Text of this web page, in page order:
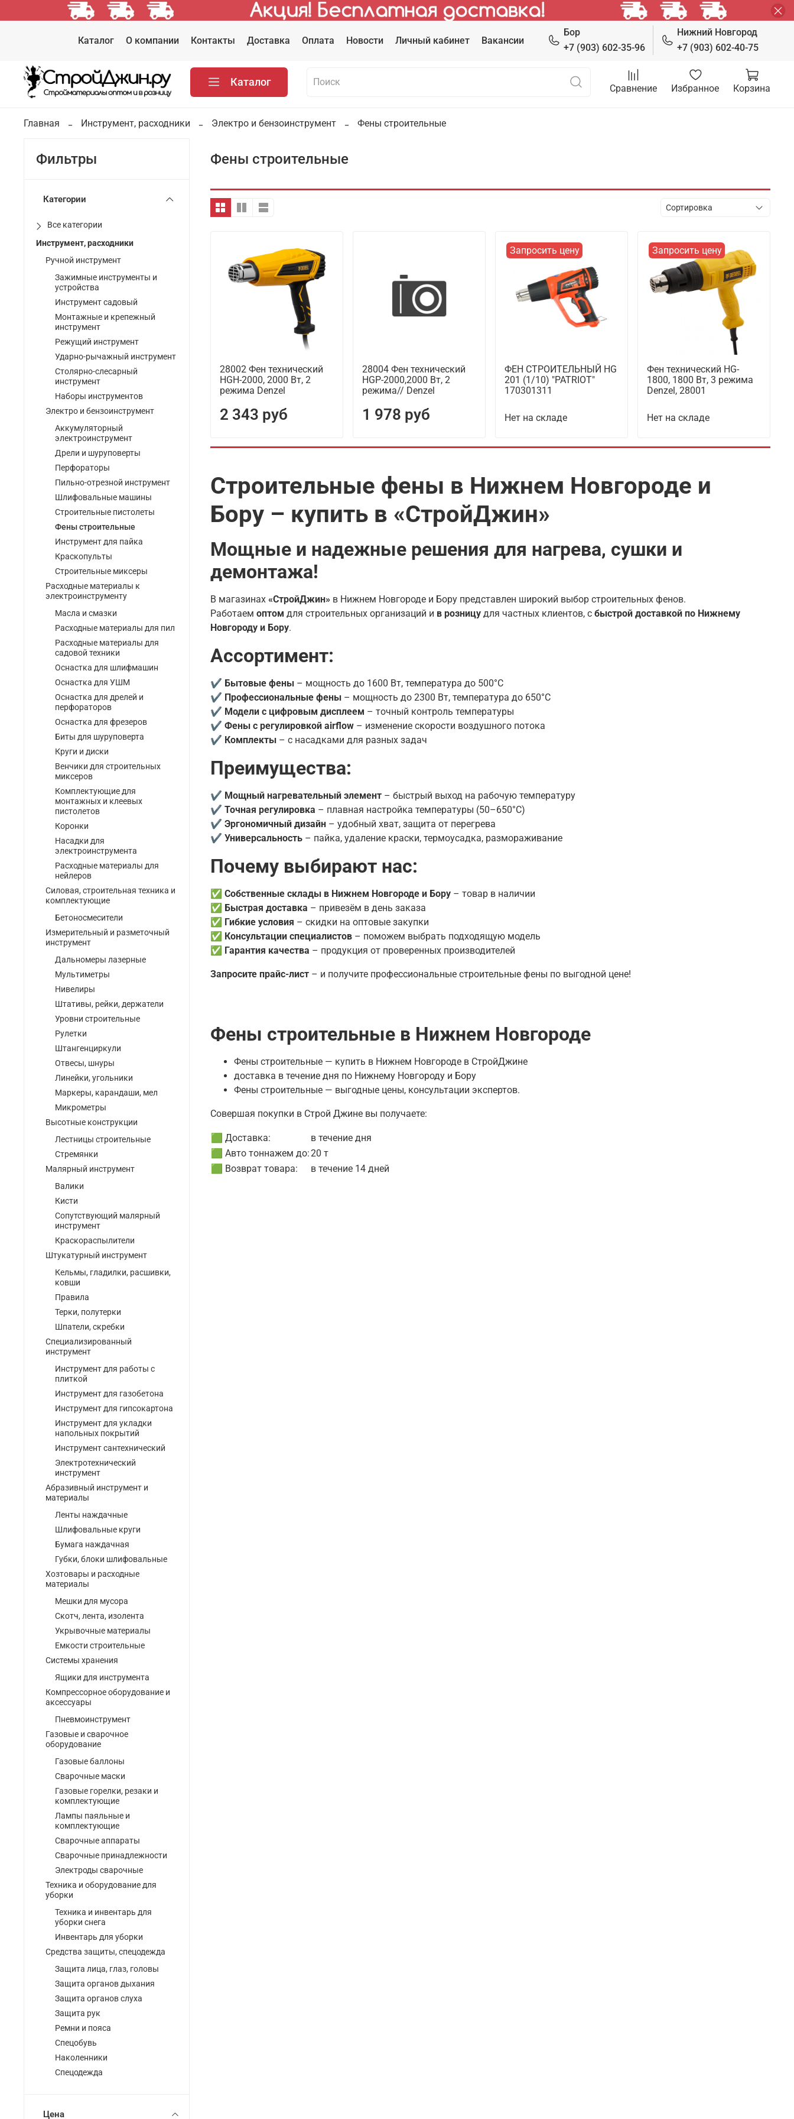
Каталог О компании Контакты Доставка Оплата Новости Личный кабинет Вакансии
Бор
+7 (903) 602-35-96
Нижний Новгород
+7 (903) 602-40-75
Каталог
Сравнение Избранное Корзина
Главная Инструмент, расходники Электро и бензоинструмент Фены строительные
Фены строительные
28002 Фен технический
HGH-2000, 2000 Вт, 2
режима Denzel
2 343 руб
28004 Фен технический
HGP-2000,2000 Вт, 2
режима// Denzel
1 978 руб
Запросить цену
ФЕН СТРОИТЕЛЬНЫЙ HG
201 (1/10) "PATRIOT"
170301311
Нет на складе
Запросить цену
Фен технический HG-
1800, 1800 Вт, 3 режима
Denzel, 28001
Нет на складе
Строительные фены в Нижнем Новгороде и
Бору – купить в «СтройДжин»
Мощные и надежные решения для нагрева, сушки и
демонтажа!
В магазинах «СтройДжин» в Нижнем Новгороде и Бору представлен широкий выбор строительных фенов.
Работаем оптом для строительных организаций и в розницу для частных клиентов, с быстрой доставкой по Нижнему
Новгороду и Бору.
Ассортимент:
✔ Бытовые фены – мощность до 1600 Вт, температура до 500°C
✔ Профессиональные фены – мощность до 2300 Вт, температура до 650°C
✔ Модели с цифровым дисплеем – точный контроль температуры
✔ Фены с регулировкой airflow – изменение скорости воздушного потока
✔ Комплекты – с насадками для разных задач
Преимущества:
✔ Мощный нагревательный элемент – быстрый выход на рабочую температуру
✔ Точная регулировка – плавная настройка температуры (50–650°C)
✔ Эргономичный дизайн – удобный хват, защита от перегрева
✔ Универсальность – пайка, удаление краски, термоусадка, размораживание
Почему выбирают нас:
✅ Собственные склады в Нижнем Новгороде и Бору – товар в наличии
✅ Быстрая доставка – привезём в день заказа
✅ Гибкие условия – скидки на оптовые закупки
✅ Консультации специалистов – поможем выбрать подходящую модель
✅ Гарантия качества – продукция от проверенных производителей
Запросите прайс-лист – и получите профессиональные строительные фены по выгодной цене!
Фены строительные в Нижнем Новгороде
Фены строительные — купить в Нижнем Новгороде в СтройДжине
доставка в течение дня по Нижнему Новгороду и Бору
Фены строительные — выгодные цены, консультации экспертов.
Совершая покупки в Строй Джине вы получаете:
🟩 Доставка:
в течение дня
🟩 Авто тоннажем до:20 т
🟩 Возврат товара:
в течение 14 дней
Фильтры
Категории
Все категории
Инструмент, расходники
Ручной инструмент
Зажимные инструменты и
устройства
Инструмент садовый
Монтажные и крепежный
инструмент
Режущий инструмент
Ударно-рычажный инструмент
Столярно-слесарный
инструмент
Наборы инструментов
Электро и бензоинструмент
Аккумуляторный
электроинструмент
Дрели и шуруповерты
Перфораторы
Пильно-отрезной инструмент
Шлифовальные машины
Строительные пистолеты
Фены строительные
Инструмент для пайка
Краскопульты
Строительные миксеры
Расходные материалы к
электроинструменту
Масла и смазки
Расходные материалы для пил
Расходные материалы для
садовой техники
Оснастка для шлифмашин
Оснастка для УШМ
Оснастка для дрелей и
перфораторов
Оснастка для фрезеров
Биты для шуруповерта
Круги и диски
Венчики для строительных
миксеров
Комплектующие для
монтажных и клеевых
пистолетов
Коронки
Насадки для
электроинструмента
Расходные материалы для
нейлеров
Силовая, строительная техника и
комплектующие
Бетоносмесители
Измерительный и разметочный
инструмент
Дальномеры лазерные
Мультиметры
Нивелиры
Штативы, рейки, держатели
Уровни строительные
Рулетки
Штангенциркули
Отвесы, шнуры
Линейки, угольники
Маркеры, карандаши, мел
Микрометры
Высотные конструкции
Лестницы строительные
Стремянки
Малярный инструмент
Валики
Кисти
Сопутствующий малярный
инструмент
Краскораспылители
Штукатурный инструмент
Кельмы, гладилки, расшивки,
ковши
Правила
Терки, полутерки
Шпатели, скребки
Специализированный
инструмент
Инструмент для работы с
плиткой
Инструмент для газобетона
Инструмент для гипсокартона
Инструмент для укладки
напольных покрытий
Инструмент сантехнический
Электротехнический
инструмент
Абразивный инструмент и
материалы
Ленты наждачные
Шлифовальные круги
Бумага наждачная
Губки, блоки шлифовальные
Хозтовары и расходные
материалы
Мешки для мусора
Скотч, лента, изолента
Укрывочные материалы
Емкости строительные
Системы хранения
Ящики для инструмента
Компрессорное оборудование и
аксессуары
Пневмоинструмент
Газовые и сварочное
оборудование
Газовые баллоны
Сварочные маски
Газовые горелки, резаки и
комплектующие
Лампы паяльные и
комплектующие
Сварочные аппараты
Сварочные принадлежности
Электроды сварочные
Техника и оборудование для
уборки
Техника и инвентарь для
уборки снега
Инвентарь для уборки
Средства защиты, спецодежда
Защита лица, глаз, головы
Защита органов дыхания
Защита органов слуха
Защита рук
Ремни и пояса
Спецобувь
Наколенники
Спецодежда
Цена